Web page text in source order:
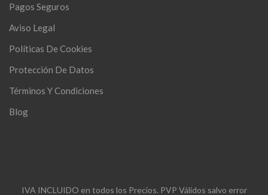
Pagos Seguros
Aviso Legal
Políticas De Cookies
Protección De Datos
Términos Y Condiciones
Blog
IVA INCLUIDO en todos los Precios. PVP Válidos salvo error